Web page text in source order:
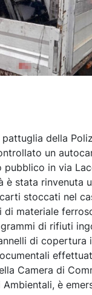
della
un
pubblico in via
è stata rinvenuta
stoccati nel
di materiale
di rifiuti
di copertura
Camera di
è